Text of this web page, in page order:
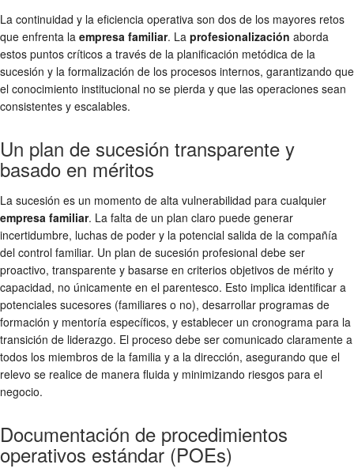
La continuidad y la eficiencia operativa son dos de los mayores retos
que enfrenta la empresa familiar. La profesionalización aborda
estos puntos críticos a través de la planificación metódica de la
sucesión y la formalización de los procesos internos, garantizando que
el conocimiento institucional no se pierda y que las operaciones sean
consistentes y escalables.
Un plan de sucesión transparente y
basado en méritos
La sucesión es un momento de alta vulnerabilidad para cualquier
empresa familiar. La falta de un plan claro puede generar
incertidumbre, luchas de poder y la potencial salida de la compañía
del control familiar. Un plan de sucesión profesional debe ser
proactivo, transparente y basarse en criterios objetivos de mérito y
capacidad, no únicamente en el parentesco. Esto implica identificar a
potenciales sucesores (familiares o no), desarrollar programas de
formación y mentoría específicos, y establecer un cronograma para la
transición de liderazgo. El proceso debe ser comunicado claramente a
todos los miembros de la familia y a la dirección, asegurando que el
relevo se realice de manera fluida y minimizando riesgos para el
negocio.
Documentación de procedimientos
operativos estándar (POEs)